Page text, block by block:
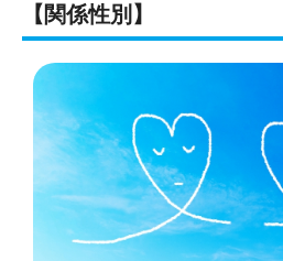
【関係性別】